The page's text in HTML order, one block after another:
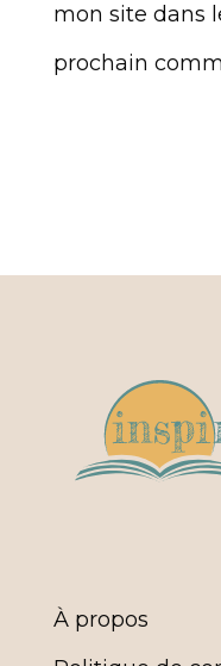
mon site dans
prochain
À propos